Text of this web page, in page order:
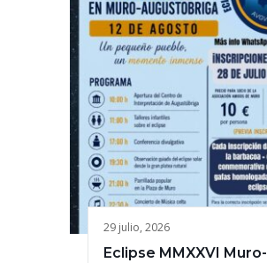
29 julio, 2026
Eclipse MMXXVI Muro-